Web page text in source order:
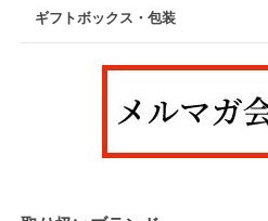
ギフトボックス・包装